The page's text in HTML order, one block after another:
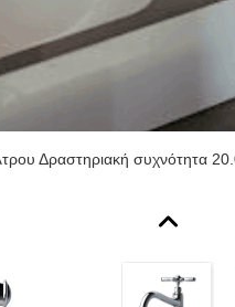
Δραστηριακή συχνότητα